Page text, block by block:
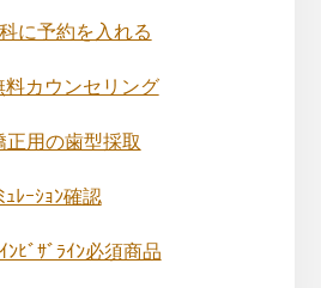
に予約を入れる
料カウンセリング
正用の歯型採取
ﾚｰｼｮﾝ確認
ﾋﾞｻﾞﾗｲﾝ必須商品